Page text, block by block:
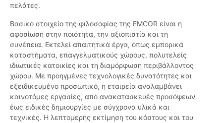
πελάτες.
Βασικό στοιχείο της φιλοσοφίας της EMCOR είναι η
αφοσίωση στην ποιότητα, την αξιοπιστία και τη
συνέπεια. Εκτελεί απαιτητικά έργα, όπως εμπορικά
καταστήματα, επαγγελματικούς χώρους, πολυτελείς
ιδιωτικές κατοικίες και τη διαμόρφωση περιβάλλοντος
χώρου. Με προηγμένες τεχνολογικές δυνατότητες και
εξειδικευμένο προσωπικό, η εταιρεία αναλαμβάνει
καινοτόμες εργασίες, από ανακατασκευές προσόψεων
έως ειδικές δημιουργίες με σύγχρονα υλικά και
τεχνικές. Η λεπτομερής εκτίμηση του κόστους και του